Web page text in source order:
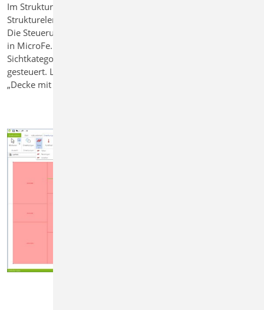
Im StrukturEditor werden die Lastfelder als Eigenschaft des
Strukturelementes „Decke“ im Kapitel „Belastung“ aufgelistet.
Die Steuerung der zugehörigen Lastfälle verbleibt weiterhin
in MicroFe. Die Sichtbarkeit der Lastfelder wird über die neue
Sichtkategorie „LE-Lastfeld“ in den Sichteigenschaften
gesteuert. Lastfelder können über die neue Sicht-Darstellung
„Decke mit Lastfeldern“ dargestellt werden.